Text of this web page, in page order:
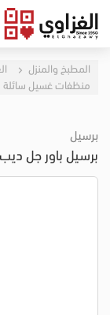
المطبخ والمنزل
منظفات غسيل سائلة
برسيل
برسيل باور جل ديب